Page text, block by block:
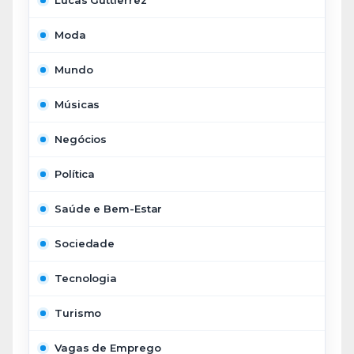
Moda
Mundo
Músicas
Negócios
Política
Saúde e Bem-Estar
Sociedade
Tecnologia
Turismo
Vagas de Emprego